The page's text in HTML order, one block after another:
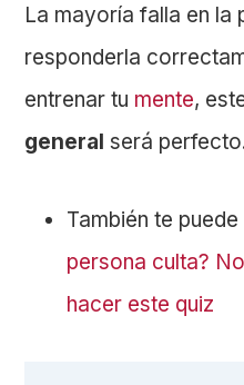
La mayoría falla en la
responderla
entrenar tu mente,
general será
También te
persona culta?
hacer este quiz